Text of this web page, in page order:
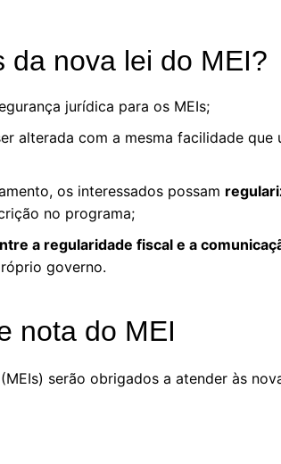
da nova lei do MEI?
jurídica para os MEIs;
alterada com a mesma facilidade que
os interessados possam
no programa;
a regularidade fiscal e a
governo.
nota do MEI
serão obrigados a atender às